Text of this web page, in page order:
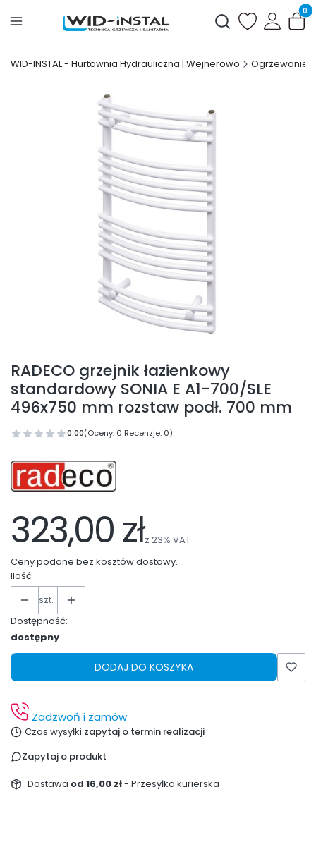
Otwórz
WID-INSTAL - Hurtownia Hydrauliczna | Wejherowo Ogrzewanie
RADECO grzejnik łazienkowy
standardowy SONIA E A1-700/SLE
496x750 mm rozstaw podł. 700 mm
0.00(Oceny: 0 Recenzje: 0)
323,00 złz 23% VAT
Ceny podane bez kosztów dostawy.
Ilość
szt.
Dostępność:
dostępny
DODAJ DO KOSZYKA
Zadzwoń i zamów
Czas wysyłki:zapytaj o termin realizacji
Zapytaj o produkt
Dostawa od 16,00 zł- Przesyłka kurierska